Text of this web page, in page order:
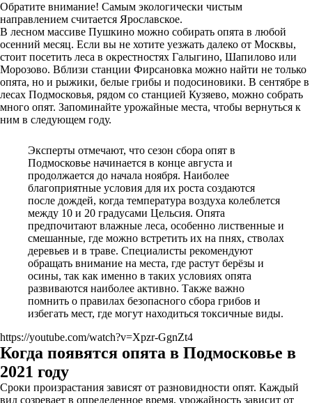
Обратите внимание! Самым экологически чистым
направлением считается Ярославское.
В лесном массиве Пушкино можно собирать опята в любой
осенний месяц. Если вы не хотите уезжать далеко от Москвы,
стоит посетить леса в окрестностях Галыгино, Шапилово или
Морозово. Вблизи станции Фирсановка можно найти не только
опята, но и рыжики, белые грибы и подосиновики. В сентябре в
лесах Подмосковья, рядом со станцией Кузяево, можно собрать
много опят. Запоминайте урожайные места, чтобы вернуться к
ним в следующем году.
Эксперты отмечают, что сезон сбора опят в
Подмосковье начинается в конце августа и
продолжается до начала ноября. Наиболее
благоприятные условия для их роста создаются
после дождей, когда температура воздуха колеблется
между 10 и 20 градусами Цельсия. Опята
предпочитают влажные леса, особенно лиственные и
смешанные, где можно встретить их на пнях, стволах
деревьев и в траве. Специалисты рекомендуют
обращать внимание на места, где растут берёзы и
осины, так как именно в таких условиях опята
развиваются наиболее активно. Также важно
помнить о правилах безопасного сбора грибов и
избегать мест, где могут находиться токсичные виды.
https://youtube.com/watch?v=Xpzr-GgnZt4
Когда появятся опята в Подмосковье в
2021 году
Сроки произрастания зависят от разновидности опят. Каждый
вид созревает в определенное время, урожайность зависит от